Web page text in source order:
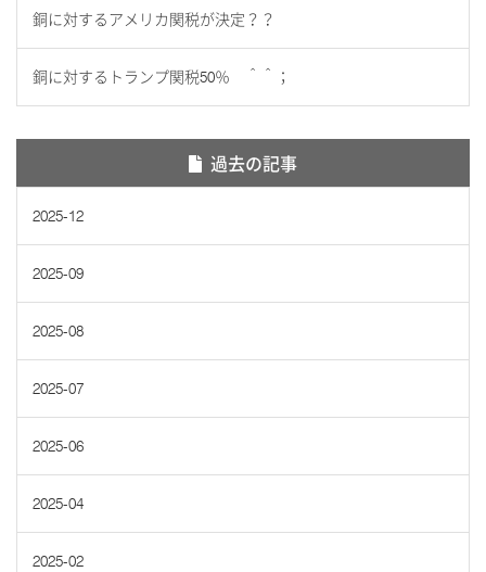
銅に対するアメリカ関税が決定？？
銅に対するトランプ関税50％ ＾＾；
過去の記事
2025-12
2025-09
2025-08
2025-07
2025-06
2025-04
2025-02